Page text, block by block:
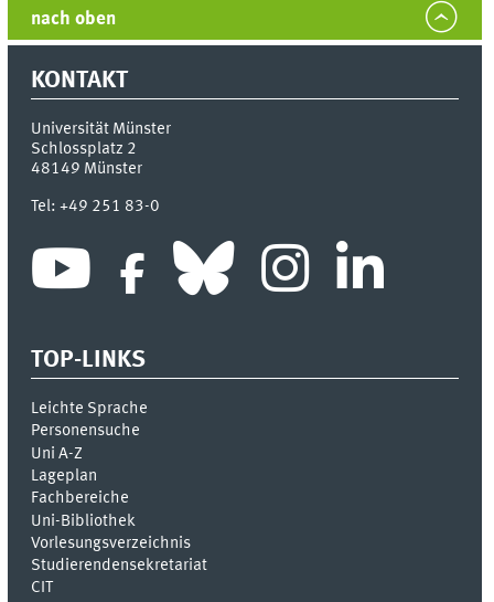
nach oben
KONTAKT
Universität Münster
Schlossplatz 2
48149 Münster
Tel:+49 251 83-0
TOP-LINKS
Leichte Sprache
Personensuche
Uni A-Z
Lageplan
Fachbereiche
Uni-Bi­bli­o­thek
Vor­le­sungs­ver­zeich­nis
Stu­die­ren­den­se­kre­ta­ri­at
CIT